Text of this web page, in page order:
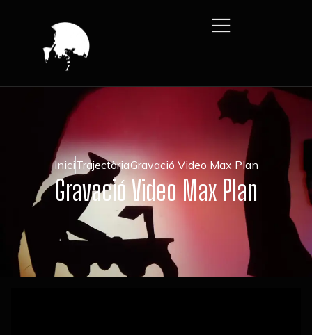
IniciTrajectòriaGravació Video Max Plan
Gravació Video Max Plan